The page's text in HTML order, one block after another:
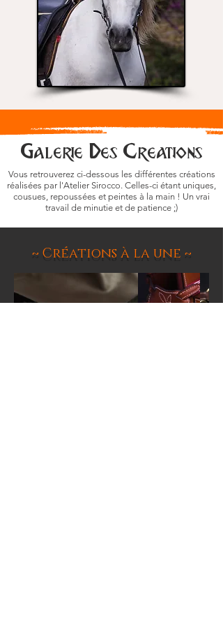
Galerie Des Creations
Vous retrouverez ci-dessous les différentes créations
réalisées par l'Atelier Sirocco. Celles-ci étant uniques,
cousues, repoussées et peintes à la main ! Un vrai
travail de minutie et de patience ;)
~ Créations à la une ~